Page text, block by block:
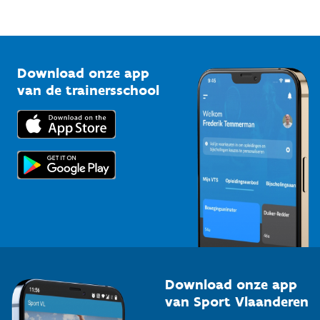
Bedrijven
Trainers en begeleiders
Topsporters
Vlaamse Trainersschool
Kennisplatform
Downloads
Voor de pers
Download onze app
van de trainersschool
Download onze app
van Sport Vlaanderen